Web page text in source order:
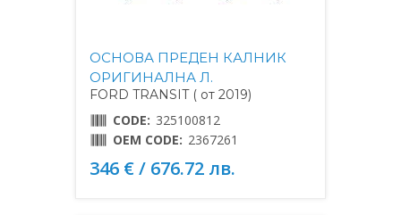
ОСНОВА ПРЕДЕН КАЛНИК
ОРИГИНАЛНА Л.
FORD TRANSIT ( от 2019)
CODE: 325100812
OEM CODE: 2367261
346 € / 676.72 лв.